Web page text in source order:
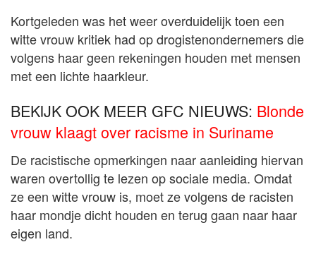
Kortgeleden was het weer overduidelijk toen een
witte vrouw kritiek had op drogistenondernemers die
volgens haar geen rekeningen houden met mensen
met een lichte haarkleur.
BEKIJK OOK MEER GFC NIEUWS: Blonde
vrouw klaagt over racisme in Suriname
De racistische opmerkingen naar aanleiding hiervan
waren overtollig te lezen op sociale media. Omdat
ze een witte vrouw is, moet ze volgens de racisten
haar mondje dicht houden en terug gaan naar haar
eigen land.